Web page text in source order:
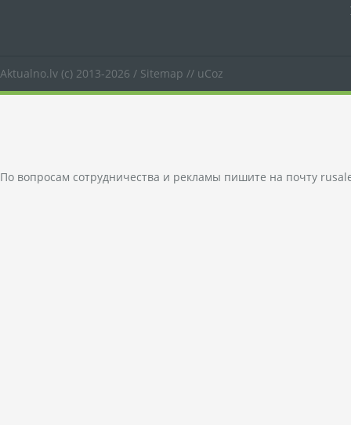
Aktualno.lv (c) 2013-2026 / Sitemap // uCoz
По вопросам сотрудничества и рекламы пишите на почту